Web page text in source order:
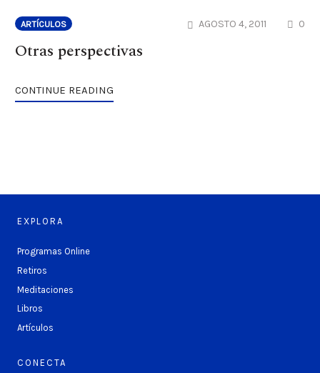
ARTÍCULOS AGOSTO 4, 2011 0
Otras perspectivas
CONTINUE READING
EXPLORA
Programas Online
Retiros
Meditaciones
Libros
Artículos
CONECTA